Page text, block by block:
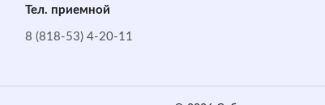
Тел. приемной
8 (818-53) 4-20-11